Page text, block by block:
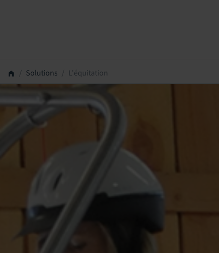
Solutions L'équitation